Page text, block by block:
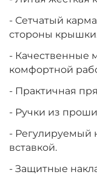
- Сетчатый
стороны
- Качественные
комфортной
- Практичная
- Ручки из
- Регулируемый
вставкой.
- Защитные